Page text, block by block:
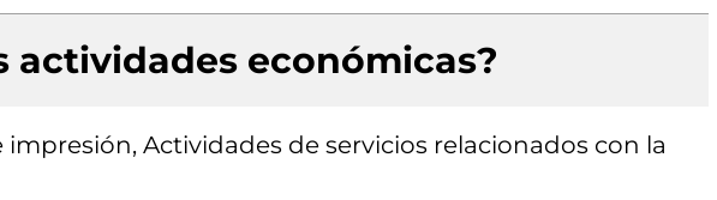
actividades económicas?
Actividades de servicios relacionados con la